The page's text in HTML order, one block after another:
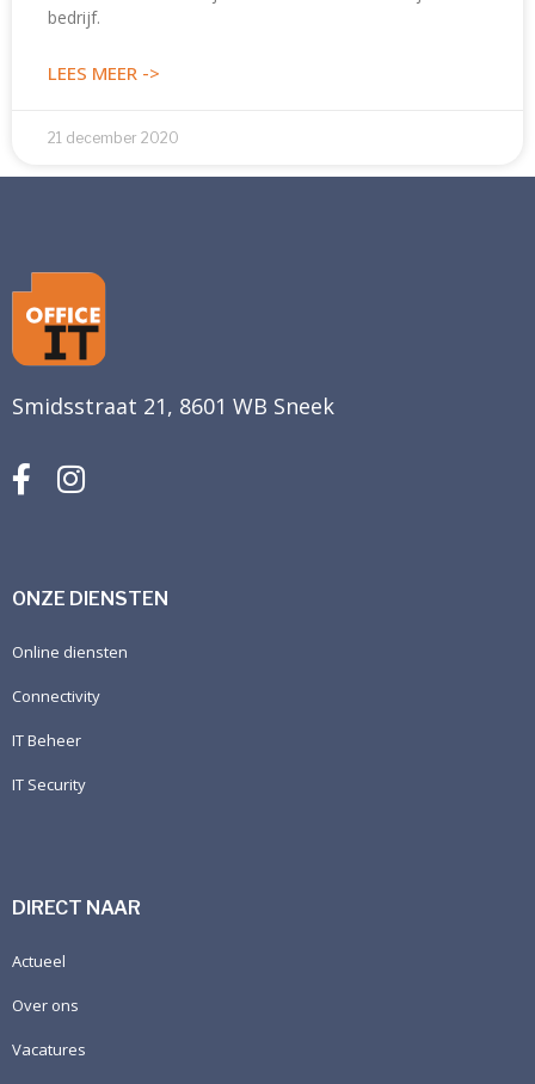
bedrijf.
LEES MEER ->
21 december 2020
Smidsstraat 21, 8601 WB Sneek
ONZE DIENSTEN
Online diensten
Connectivity
IT Beheer
IT Security
DIRECT NAAR
Actueel
Over ons
Vacatures